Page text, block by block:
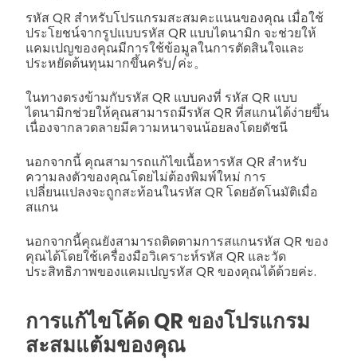
รหัส QR สำหรับโปรแกรมสะสมคะแนนของคุณ เมื่อใช้
ประโยชน์จากรูปแบบรหัส QR แบบไดนามิก จะช่วยให้
แคมเปญของคุณมีการใช้ข้อมูลในการตัดสินใจและ
ประหยัดต้นทุนมากขึ้นครับ/ค่ะ。
ในทางตรงข้ามกับรหัส QR แบบคงที่ รหัส QR แบบ
ไดนามิกช่วยให้คุณสามารถมีรหัส QR ที่สแกนได้ง่ายขึ้น
เนื่องจากลวดลายมีความหนาจนน้อยลงโดยดัชนี
นอกจากนี้ คุณสามารถแก้ไขเนื้อหารหัส QR สำหรับ
ความลงตัวของคุณโดยไม่ต้องพิมพ์ใหม่ การ
เปลี่ยนแปลงจะถูกสะท้อนในรหัส QR โดยอัตโนมัติเมื่อ
สแกน
นอกจากนี้คุณยังสามารถติดตามการสแกนรหัส QR ของ
คุณได้โดยใช้เครื่องมือวิเคราะห์รหัส QR และวัด
ประสิทธิภาพของแคมเปญรหัส QR ของคุณได้ด้วยค่ะ.
การแก้ไขโค้ด QR ของโปรแกรม
สะสมแต้มของคุณ